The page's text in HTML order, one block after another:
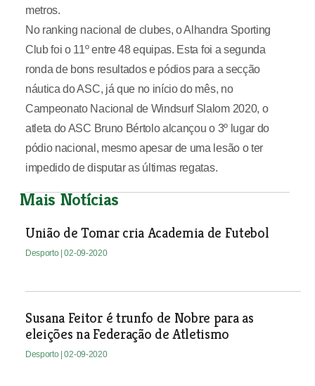
metros.
No ranking nacional de clubes, o Alhandra Sporting
Club foi o 11º entre 48 equipas. Esta foi a segunda
ronda de bons resultados e pódios para a secção
náutica do ASC, já que no início do mês, no
Campeonato Nacional de Windsurf Slalom 2020, o
atleta do ASC Bruno Bértolo alcançou o 3º lugar do
pódio nacional, mesmo apesar de uma lesão o ter
impedido de disputar as últimas regatas.
Mais Notícias
União de Tomar cria Academia de Futebol
Desporto | 02-09-2020
Susana Feitor é trunfo de Nobre para as
eleições na Federação de Atletismo
Desporto | 02-09-2020